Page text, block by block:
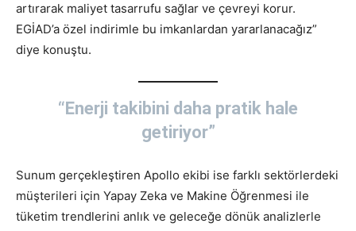
artırarak maliyet tasarrufu sağlar ve çevreyi korur.
EGİAD’a özel indirimle bu imkanlardan yararlanacağız”
diye konuştu.
“Enerji takibini daha pratik hale
getiriyor”
Sunum gerçekleştiren Apollo ekibi ise farklı sektörlerdeki
müşterileri için Yapay Zeka ve Makine Öğrenmesi ile
tüketim trendlerini anlık ve geleceğe dönük analizlerle